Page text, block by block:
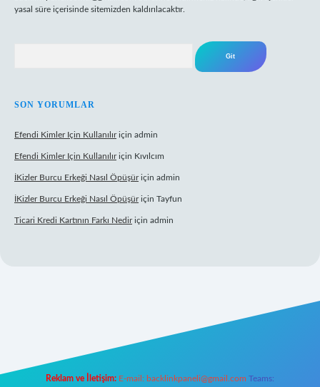
yasal süre içerisinde sitemizden kaldırılacaktır.
SON YORUMLAR
Efendi Kimler Için Kullanılıriçin admin
Efendi Kimler Için Kullanılıriçin Kıvılcım
İKizler Burcu Erkeği Nasıl Öpüşüriçin admin
İKizler Burcu Erkeği Nasıl Öpüşüriçin Tayfun
Ticari Kredi Kartının Farkı Nediriçin admin
Reklam ve İletişim: E-mail: backlinkpaneli@gmail.com Teams: